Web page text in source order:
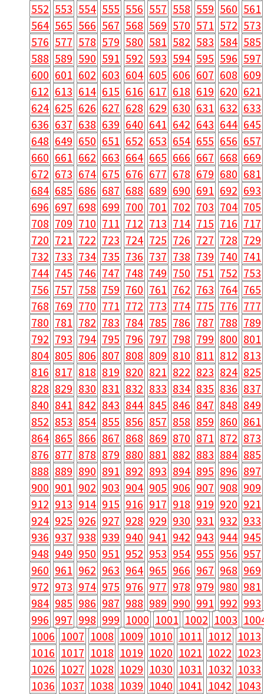
552 553 554 555 556 557 558 559 560 561
564 565 566 567 568 569 570 571 572 573
576 577 578 579 580 581 582 583 584 585
588 589 590 591 592 593 594 595 596 597
600 601 602 603 604 605 606 607 608 609
612 613 614 615 616 617 618 619 620 621
624 625 626 627 628 629 630 631 632 633
636 637 638 639 640 641 642 643 644 645
648 649 650 651 652 653 654 655 656 657
660 661 662 663 664 665 666 667 668 669
672 673 674 675 676 677 678 679 680 681
684 685 686 687 688 689 690 691 692 693
696 697 698 699 700 701 702 703 704 705
708 709 710 711 712 713 714 715 716 717
720 721 722 723 724 725 726 727 728 729
732 733 734 735 736 737 738 739 740 741
744 745 746 747 748 749 750 751 752 753
756 757 758 759 760 761 762 763 764 765
768 769 770 771 772 773 774 775 776 777
780 781 782 783 784 785 786 787 788 789
792 793 794 795 796 797 798 799 800 801
804 805 806 807 808 809 810 811 812 813
816 817 818 819 820 821 822 823 824 825
828 829 830 831 832 833 834 835 836 837
840 841 842 843 844 845 846 847 848 849
852 853 854 855 856 857 858 859 860 861
864 865 866 867 868 869 870 871 872 873
876 877 878 879 880 881 882 883 884 885
888 889 890 891 892 893 894 895 896 897
900 901 902 903 904 905 906 907 908 909
912 913 914 915 916 917 918 919 920 921
924 925 926 927 928 929 930 931 932 933
936 937 938 939 940 941 942 943 944 945
948 949 950 951 952 953 954 955 956 957
960 961 962 963 964 965 966 967 968 969
972 973 974 975 976 977 978 979 980 981
984 985 986 987 988 989 990 991 992 993
996 997 998 999 1000 1001 1002 1003
1006 1007 1008 1009 1010 1011 1012 1013
1016 1017 1018 1019 1020 1021 1022 1023
1026 1027 1028 1029 1030 1031 1032 1033
1036 1037 1038 1039 1040 1041 1042 1043